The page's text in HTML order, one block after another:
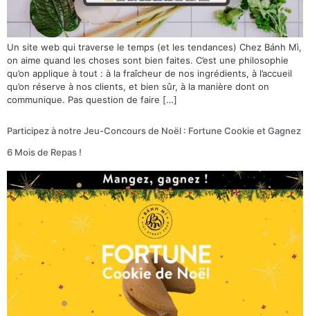
Un site web qui traverse le temps (et les tendances) Chez Bánh Mì,
on aime quand les choses sont bien faites. C’est une philosophie
qu’on applique à tout : à la fraîcheur de nos ingrédients, à l’accueil
qu’on réserve à nos clients, et bien sûr, à la manière dont on
communique. Pas question de faire […]
Participez à notre Jeu-Concours de Noël : Fortune Cookie et Gagnez
6 Mois de Repas !